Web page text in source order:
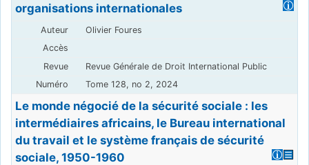
organisations internationales
Olivier Foures
Revue Générale de Droit International Public
Tome 128, no 2, 2024
Le monde négocié de la sécurité sociale : les
intermédiaires africains, le Bureau international
du travail et le système français de sécurité
sociale, 1950-1960